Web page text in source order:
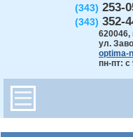
(343) 253-
(343) 352-
620046,
ул.
optima-
пн-пт: с